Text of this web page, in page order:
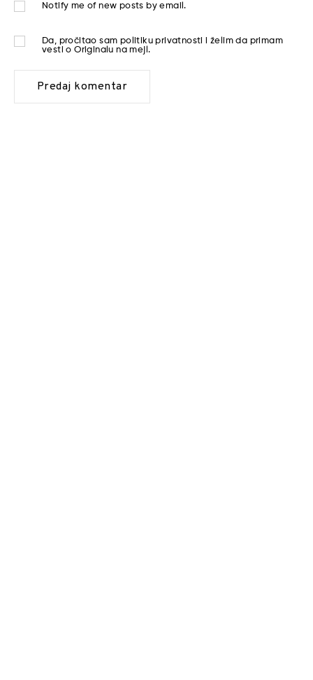
Notify me of new posts by email.
Da, pročitao sam politiku privatnosti
i želim da primam
vesti o Originalu na mejl.